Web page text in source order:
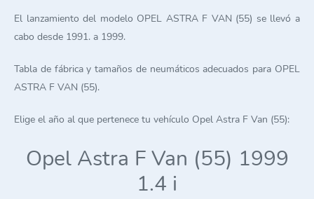
El lanzamiento del modelo OPEL ASTRA F VAN (55) se llevó a
cabo desde 1991. a 1999.
Tabla de fábrica y tamaños de neumáticos adecuados para OPEL
ASTRA F VAN (55).
Elige el año al que pertenece tu vehículo Opel Astra F Van (55):
Opel Astra F Van (55) 1999
1.4 i